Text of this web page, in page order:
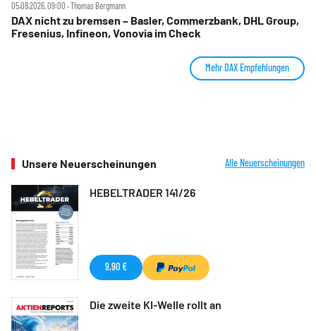
05.08.2026, 09:00 ‧ Thomas Bergmann
DAX nicht zu bremsen – Basler, Commerzbank, DHL Group,
Fresenius, Infineon, Vonovia im Check
Mehr DAX Empfehlungen
Unsere Neuerscheinungen Alle Neuerscheinungen
HEBELTRADER 141/26
9,90 €
Die zweite KI-Welle rollt an